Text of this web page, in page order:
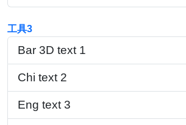
工具3
Bar 3D text 1
Chi text 2
Eng text 3